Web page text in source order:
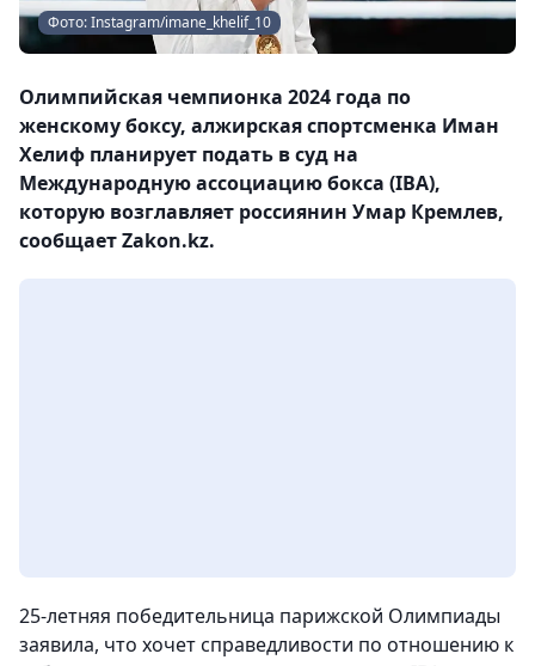
Фото: Instagram/imane_khelif_10
Олимпийская чемпионка 2024 года по
женскому боксу, алжирская спортсменка Иман
Хелиф планирует подать в суд на
Международную ассоциацию бокса (IBA),
которую возглавляет россиянин Умар Кремлев,
сообщает Zakon.kz.
25-летняя победительница парижской Олимпиады
заявила, что хочет справедливости по отношению к